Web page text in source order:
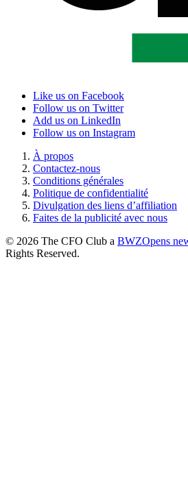
Like us on Facebook
Follow us on Twitter
Add us on LinkedIn
Follow us on Instagram
À propos
Contactez-nous
Conditions générales
Politique de confidentialité
Divulgation des liens d’affiliation
Faites de la publicité avec nous
© 2026 The CFO Club a BWZOpens
Rights Reserved.